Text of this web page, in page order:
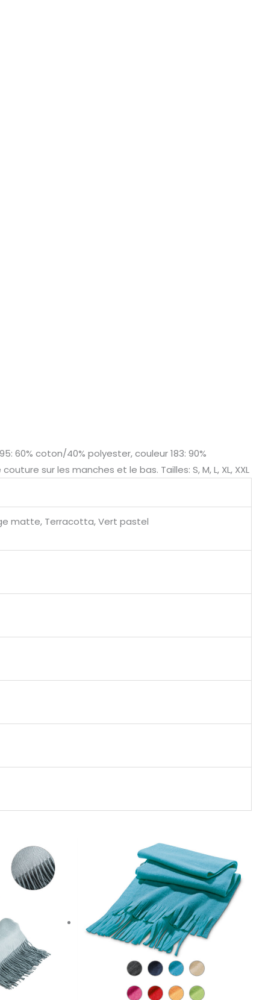
60% coton/40% polyester, couleur 183: 90%
sur les manches et le bas. Tailles: S, M, L, XL, XXL
matte, Terracotta, Vert pastel